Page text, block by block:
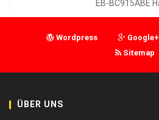
EB-BC915ABE
Wordpress Google+
Sitemap
ÜBER UNS